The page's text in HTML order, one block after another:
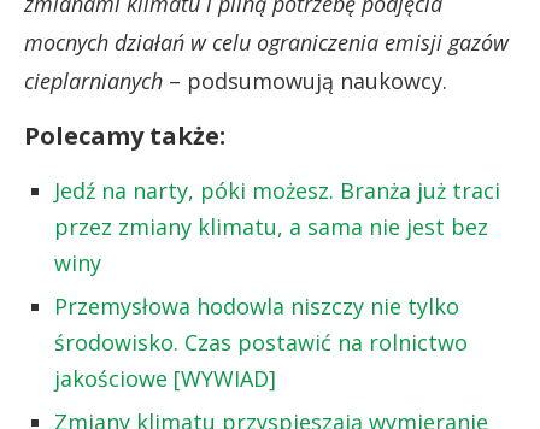
mocnych działań w celu ograniczenia emisji gazów
cieplarnianych – podsumowują naukowcy.
Polecamy także:
Jedź na narty, póki możesz. Branża już traci
przez zmiany klimatu, a sama nie jest bez
winy
Przemysłowa hodowla niszczy nie tylko
środowisko. Czas postawić na rolnictwo
jakościowe [WYWIAD]
Zmiany klimatu przyspieszają wymieranie